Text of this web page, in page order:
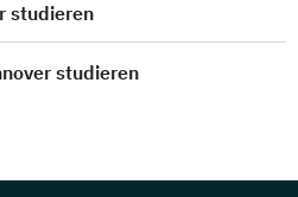
studieren
studieren